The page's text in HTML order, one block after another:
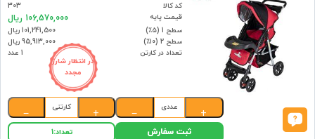
در انتظار شارژ
مجدد
کد کالا
303
قیمت پایه
106,570,000 ریال
سطح 1 (۵٪)
101,241,500 ریال
سطح 2 (۱۰٪)
95,913,000 ریال
تعداد در کارتن
1 عدد
+
عددی
−
+
کارتنی
−
ثبت سفارش تعداد:1